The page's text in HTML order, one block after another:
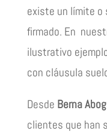
existe un límite o
firmado. En
ilustrativo
con cláusula
Desde Berna
clientes que han